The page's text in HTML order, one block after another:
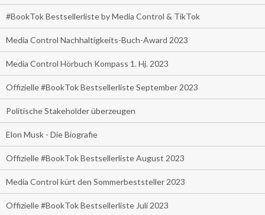
#BookTok Bestsellerliste by Media Control & TikTok
Media Control Nachhaltigkeits-Buch-Award 2023
Media Control Hörbuch Kompass 1. Hj. 2023
Offizielle #BookTok Bestsellerliste September 2023
Politische Stakeholder überzeugen
Elon Musk - Die Biografie
Offizielle #BookTok Bestsellerliste August 2023
Media Control kürt den Sommerbeststeller 2023
Offizielle #BookTok Bestsellerliste Juli 2023